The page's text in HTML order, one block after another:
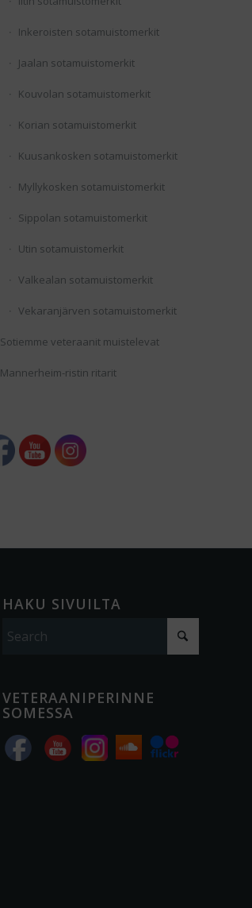
Inkeroisten sotamuistomerkit
Jaalan sotamuistomerkit
Kouvolan sotamuistomerkit
Korian sotamuistomerkit
Kuusankosken sotamuistomerkit
Myllykosken sotamuistomerkit
Sippolan sotamuistomerkit
Utin sotamuistomerkit
Valkealan sotamuistomerkit
Vekaranjärven sotamuistomerkit
Sotiemme veteraanit muistelevat
Mannerheim-ristin ritarit
HAKU SIVUILTA
VETERAANIPERINNE
SOMESSA